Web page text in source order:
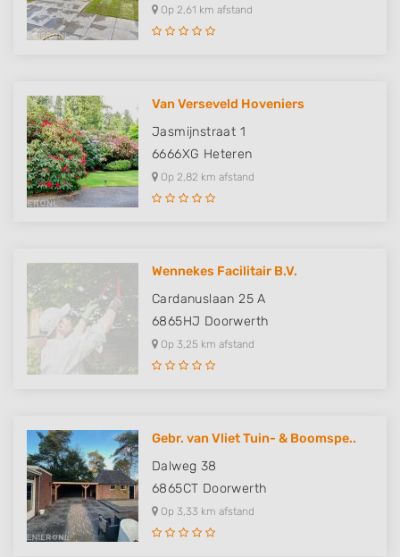
Op 2,61 km afstand
Van Verseveld Hoveniers
Jasmijnstraat 1
6666XG Heteren
Op 2,82 km afstand
Wennekes Facilitair B.V.
Cardanuslaan 25 A
6865HJ Doorwerth
Op 3,25 km afstand
Gebr. van Vliet Tuin- & Boomspe..
Dalweg 38
6865CT Doorwerth
Op 3,33 km afstand